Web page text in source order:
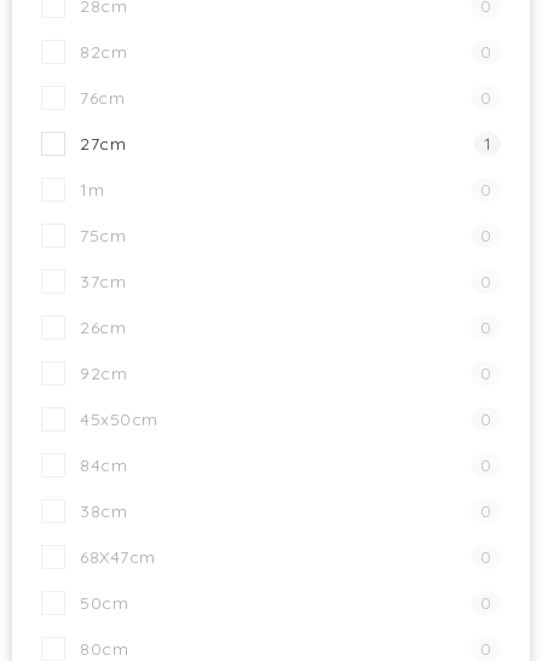
28cm 0
82cm 0
76cm 0
27cm 1
1m 0
75cm 0
37cm 0
26cm 0
92cm 0
45x50cm 0
84cm 0
38cm 0
68X47cm 0
50cm 0
80cm 0